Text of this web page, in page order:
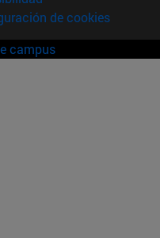
de cookies
campus